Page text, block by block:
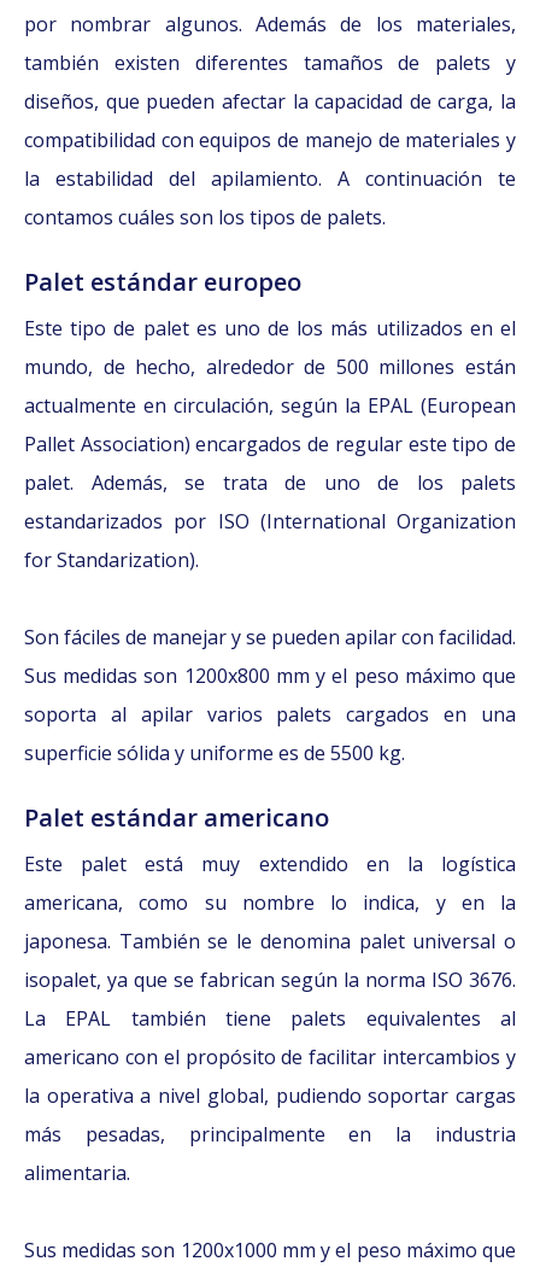
por nombrar algunos. Además de los materiales,
también existen diferentes tamaños de palets y
diseños, que pueden afectar la capacidad de carga, la
compatibilidad con equipos de manejo de materiales y
la estabilidad del apilamiento. A continuación te
contamos cuáles son los tipos de palets.
Palet estándar europeo
Este tipo de palet es uno de los más utilizados en el
mundo, de hecho, alrededor de 500 millones están
actualmente en circulación, según la EPAL (European
Pallet Association) encargados de regular este tipo de
palet. Además, se trata de uno de los palets
estandarizados por ISO (International Organization
for Standarization).
Son fáciles de manejar y se pueden apilar con facilidad.
Sus medidas son 1200x800 mm y el peso máximo que
soporta al apilar varios palets cargados en una
superficie sólida y uniforme es de 5500 kg.
Palet estándar americano
Este palet está muy extendido en la logística
americana, como su nombre lo indica, y en la
japonesa. También se le denomina palet universal o
isopalet, ya que se fabrican según la norma ISO 3676.
La EPAL también tiene palets equivalentes al
americano con el propósito de facilitar intercambios y
la operativa a nivel global, pudiendo soportar cargas
más pesadas, principalmente en la industria
alimentaria.
Sus medidas son 1200x1000 mm y el peso máximo que